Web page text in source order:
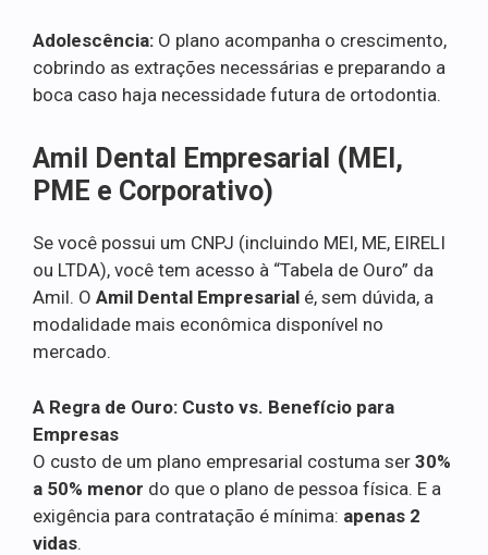
Adolescência: O plano acompanha o crescimento,
cobrindo as extrações necessárias e preparando a
boca caso haja necessidade futura de ortodontia.
Amil Dental Empresarial (MEI,
PME e Corporativo)
Se você possui um CNPJ (incluindo MEI, ME, EIRELI
ou LTDA), você tem acesso à “Tabela de Ouro” da
Amil. O Amil Dental Empresarial é, sem dúvida, a
modalidade mais econômica disponível no
mercado.
A Regra de Ouro: Custo vs. Benefício para
Empresas
O custo de um plano empresarial costuma ser 30%
a 50% menor do que o plano de pessoa física. E a
exigência para contratação é mínima: apenas 2
vidas.